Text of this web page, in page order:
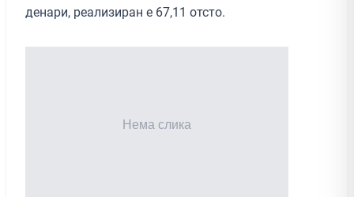
денари, реализиран е 67,11 отсто.